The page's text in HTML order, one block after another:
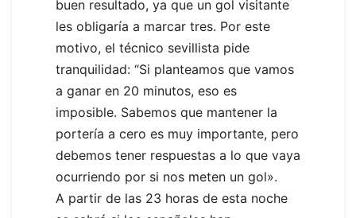
buen resultado, ya que un gol visitante
les obligaría a marcar tres. Por este
motivo, el técnico sevillista pide
tranquilidad: “Si planteamos que vamos
a ganar en 20 minutos, eso es
imposible. Sabemos que mantener la
portería a cero es muy importante, pero
debemos tener respuestas a lo que vaya
ocurriendo por si nos meten un gol».
A partir de las 23 horas de esta noche